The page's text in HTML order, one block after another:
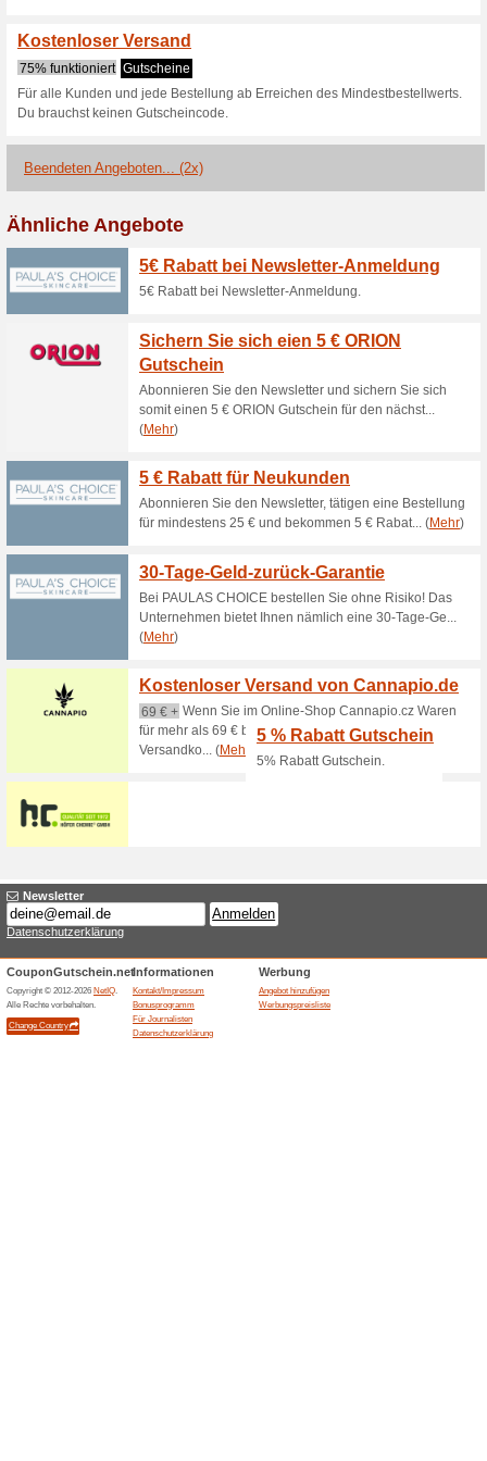
Aktuelle Angebote
5 % auf alles -
80% funktioniert Coupon
5% auf alles - 5sparen Gilt
Cellufine CelluSun
MHD 08/2022
67% funktioniert Gutscheine
Cellufine CelluSun mit
Cellufine CelluSun mit
unbeschwerten Sommer!
MHD Ware 5, - EUR zum
BLAC20
73% funktioniert Coupon
20% Rabatt , nur für